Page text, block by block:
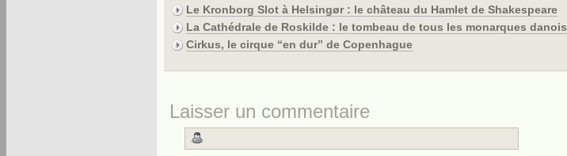
Le Kronborg Slot à Helsingør : le château du Hamlet de Shakespeare
La Cathédrale de Roskilde : le tombeau de tous les monarques danois
Cirkus, le cirque “en dur” de Copenhague
Laisser un commentaire